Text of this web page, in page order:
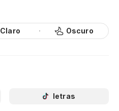
Claro Oscuro
letras